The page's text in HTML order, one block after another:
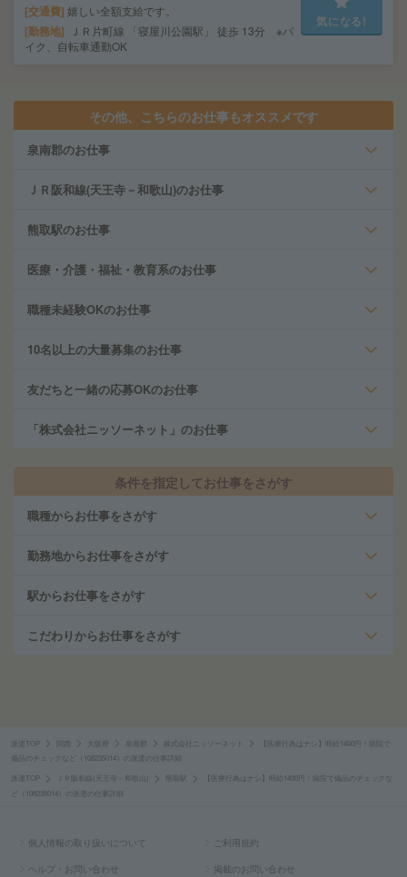
交通費 嬉しい全額支給です。
勤務地
ＪＲ片町線 「寝屋川公園駅」 徒歩 13分 ※バ
イク、自転車通勤OK
気になる!
その他、こちらのお仕事もオススメです
泉南郡のお仕事
ＪＲ阪和線(天王寺－和歌山)のお仕事
熊取駅のお仕事
医療・介護・福祉・教育系のお仕事
職種未経験OKのお仕事
10名以上の大量募集のお仕事
友だちと一緒の応募OKのお仕事
「株式会社ニッソーネット」のお仕事
条件を指定してお仕事をさがす
職種からお仕事をさがす
勤務地からお仕事をさがす
駅からお仕事をさがす
こだわりからお仕事をさがす
派遣TOP 関西 大阪府 泉南郡 株式会社ニッソーネット
【医療行為はナシ】時給1400円！病院で
備品のチェックなど（108235014）の派遣の仕事詳細
派遣TOP ＪＲ阪和線(天王寺－和歌山) 熊取駅
【医療行為はナシ】時給1400円！病院で備品のチェックな
ど（108235014）の派遣の仕事詳細
個人情報の取り扱いについて ご利用規約
ヘルプ・お問い合わせ 掲載のお問い合わせ